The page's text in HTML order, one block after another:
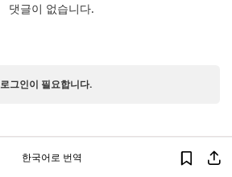
댓글이 없습니다.
로그인이 필요합니다.
한국어로 번역